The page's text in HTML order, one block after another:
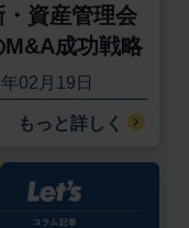
・資産管理会
M&A成功戦略
02月19日
もっと詳しく